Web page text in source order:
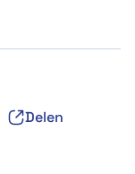
Delen